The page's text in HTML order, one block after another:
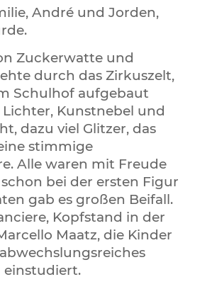
André und Jorden,
Zuckerwatte und
durch das Zirkuszelt,
Schulhof aufgebaut
Kunstnebel und
dazu viel Glitzer, das
stimmige
Alle waren mit Freude
bei der ersten Figur
gab es großen Beifall.
Kopfstand in der
Maatz, die Kinder
einstudiert.